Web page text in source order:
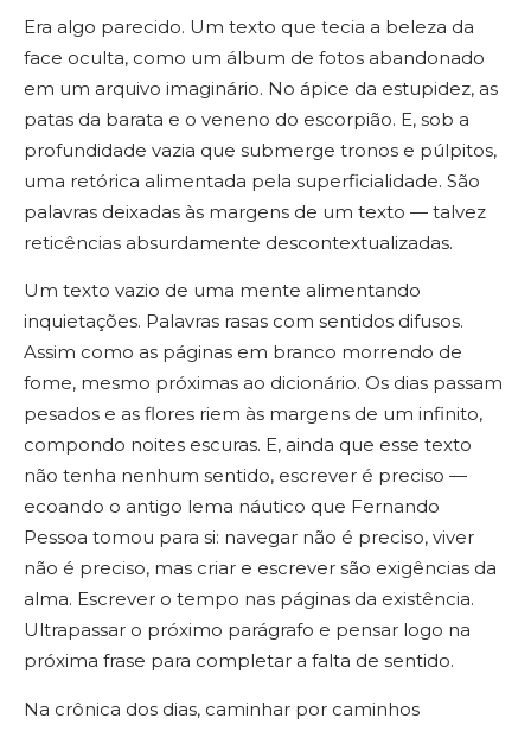
Era algo parecido. Um texto que tecia a beleza da
face oculta, como um álbum de fotos abandonado
em um arquivo imaginário. No ápice da estupidez, as
patas da barata e o veneno do escorpião. E, sob a
profundidade vazia que submerge tronos e púlpitos,
uma retórica alimentada pela superficialidade. São
palavras deixadas às margens de um texto — talvez
reticências absurdamente descontextualizadas.
Um texto vazio de uma mente alimentando
inquietações. Palavras rasas com sentidos difusos.
Assim como as páginas em branco morrendo de
fome, mesmo próximas ao dicionário. Os dias passam
pesados e as flores riem às margens de um infinito,
compondo noites escuras. E, ainda que esse texto
não tenha nenhum sentido, escrever é preciso —
ecoando o antigo lema náutico que Fernando
Pessoa tomou para si: navegar não é preciso, viver
não é preciso, mas criar e escrever são exigências da
alma. Escrever o tempo nas páginas da existência.
Ultrapassar o próximo parágrafo e pensar logo na
próxima frase para completar a falta de sentido.
Na crônica dos dias, caminhar por caminhos